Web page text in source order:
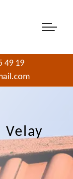
49 19
Velay